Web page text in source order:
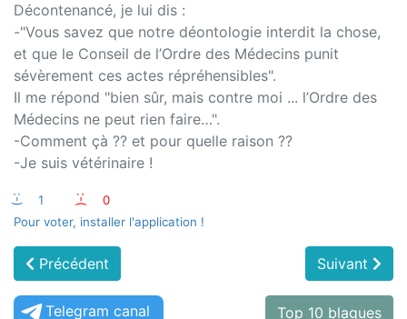
Décontenancé, je lui dis :
-"Vous savez que notre déontologie interdit la chose,
et que le Conseil de l’Ordre des Médecins punit
sévèrement ces actes répréhensibles".
Il me répond "bien sûr, mais contre moi ... l’Ordre des
Médecins ne peut rien faire…".
-Comment çà ?? et pour quelle raison ??
-Je suis vétérinaire !
:-) 1 :-(
0
Pour voter, installer l'application !
Précédent Suivant
Telegram canal Top 10 blagues